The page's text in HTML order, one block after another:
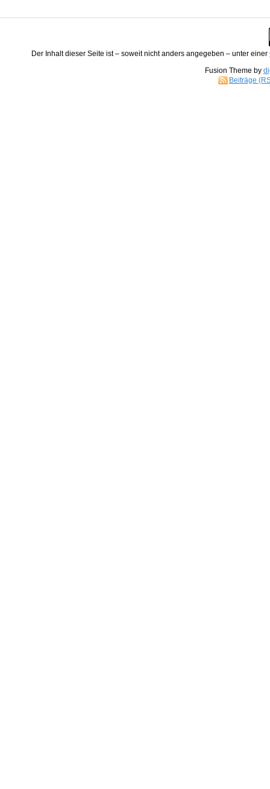
Der Inhaltdieser Seite ist – soweit nicht anders angegeben – unter einer
Fusion Theme by
Beiträge